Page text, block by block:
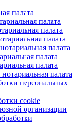
палата
палата
палата
палата
палата
палата
палата
палата
персональных
cookie
организации